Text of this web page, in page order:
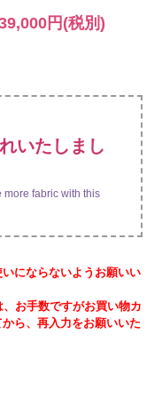
円(税別)
いたしまし
more fabric with this
にならないようお願いい
お手数ですがお買い物カ
ら、再入力をお願いいた